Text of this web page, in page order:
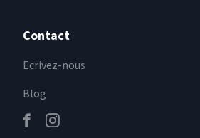
Contact
Ecrivez-nous
Blog